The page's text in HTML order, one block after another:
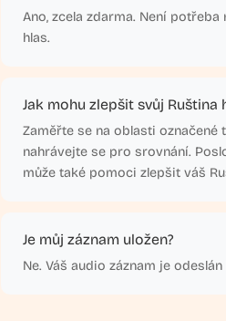
Ano, zcela zdarma. Není
hlas.
Jak mohu zlepšit svůj Ruština
Zaměřte se na oblasti označené
nahrávejte se pro srovnání.
může také pomoci zlepšit váš
Je můj záznam uložen?
Ne. Váš audio záznam je